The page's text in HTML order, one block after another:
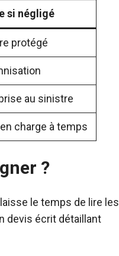
si négligé
protégé
au sinistre
charge à temps
?
le temps de lire les
devis écrit détaillant